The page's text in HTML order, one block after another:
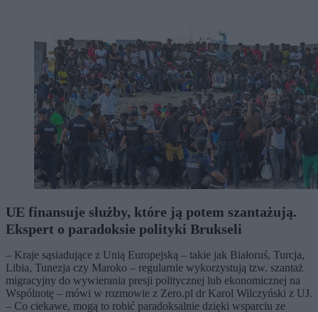
UE finansuje służby, które ją potem szantażują.
Ekspert o paradoksie polityki Brukseli
– Kraje sąsiadujące z Unią Europejską – takie jak Białoruś, Turcja,
Libia, Tunezja czy Maroko – regularnie wykorzystują tzw. szantaż
migracyjny do wywierania presji politycznej lub ekonomicznej na
Wspólnotę – mówi w rozmowie z Zero.pl dr Karol Wilczyński z UJ.
– Co ciekawe, mogą to robić paradoksalnie dzięki wsparciu ze